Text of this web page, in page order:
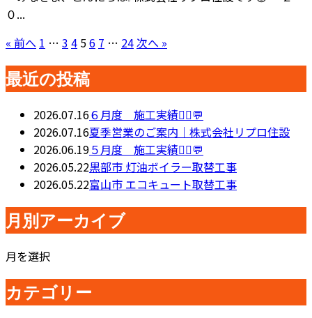
０...
« 前へ 1 … 3 4 56 7 … 24次へ »
最近の投稿
2026.07.16６月度 施工実績👷‍♂️💬
2026.07.16夏季営業のご案内｜株式会社リプロ住設
2026.06.19５月度 施工実績👷‍♂️💬
2026.05.22黒部市 灯油ボイラー取替工事
2026.05.22富山市 エコキュート取替工事
月別アーカイブ
月を選択
カテゴリー